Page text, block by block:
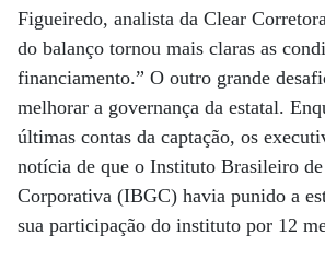
Figueiredo, analista da Clear
do balanço tornou mais claras as
financiamento.” O outro grande
melhorar a governança da estatal.
últimas contas da captação, os
notícia de que o Instituto Brasileiro
Corporativa (IBGC) havia punido a
sua participação do instituto por 12